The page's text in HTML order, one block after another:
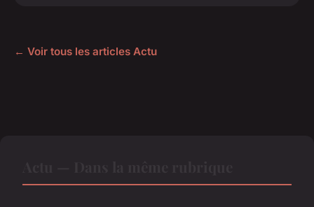
← Voir tous les articles Actu